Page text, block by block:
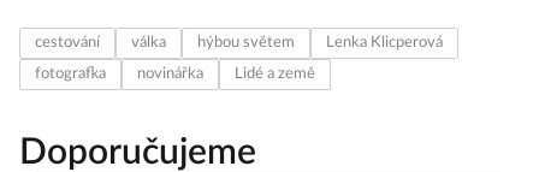
cestování válka hýbou světem
Lenka Klicperová
fotografka
novinářka Lidé a země
Doporučujeme